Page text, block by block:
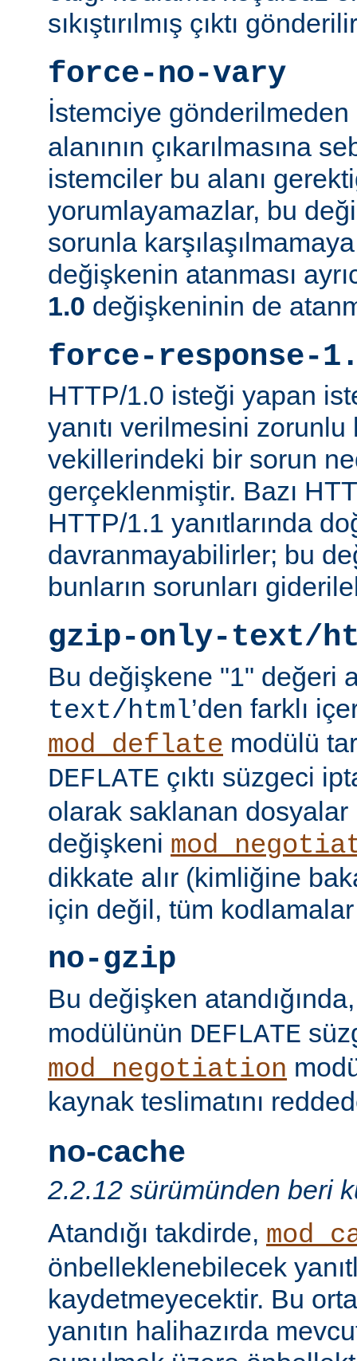
sıkıştırılmış çıktı
force-no-vary
İstemciye
alanının çıkarılmasına
istemciler bu alanı
yorumlayamazlar, bu
sorunla karşılaşılmamaya
değişkenin atanması
1.0 değişkeninin de
force-response-
HTTP/1.0 isteği yapan
yanıtı verilmesini zorunlu
vekillerindeki bir sorun
gerçeklenmiştir. Bazı
HTTP/1.1 yanıtlarında
davranmayabilirler; bu
bunların sorunları
gzip-only-text/
Bu değişkene "1" değeri
text/html’den farklı
mod_deflate modülü
DEFLATE çıktı süzgeci
olarak saklanan dosyalar
değişkeni
dikkate alır (kimliğine
için değil, tüm
no-gzip
Bu değişken
modülünün DEFLATE
mod_negotiation
kaynak teslimatını
no-cache
2.2.12 sürümünden beri
Atandığı takdirde,
önbelleklenebilecek
kaydetmeyecektir. Bu
yanıtın halihazırda